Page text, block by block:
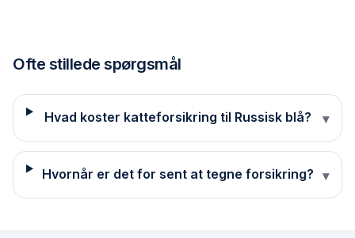
Ofte stillede spørgsmål
Hvad koster katteforsikring til Russisk blå? ▾
Hvornår er det for sent at tegne forsikring? ▾